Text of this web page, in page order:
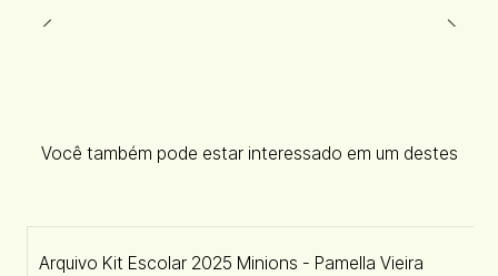
Você também pode estar interessado em um destes
Arquivo Kit Escolar 2025 Minions - Pamella Vieira